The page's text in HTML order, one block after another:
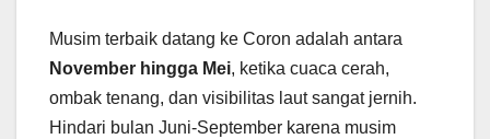
Musim terbaik datang ke Coron adalah antara
November hingga Mei, ketika cuaca cerah,
ombak tenang, dan visibilitas laut sangat jernih.
Hindari bulan Juni-September karena musim